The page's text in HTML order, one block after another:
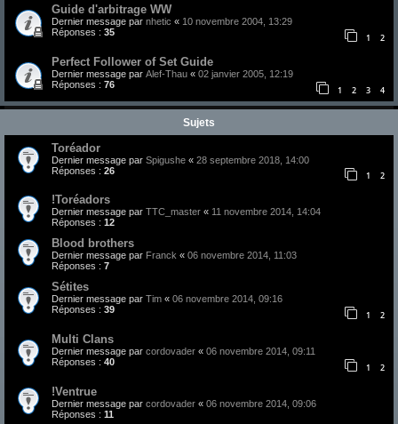
Guide d'arbitrage WW
Dernier message par nhetic « 10 novembre 2004, 13:29
Réponses : 35 1 2
Perfect Follower of Set Guide
Dernier message par Alef-Thau « 02 janvier 2005, 12:19
Réponses : 76 1 2 3 4
Sujets
Toréador
Dernier message par Spigushe « 28 septembre 2018, 14:00
Réponses : 26 1 2
!Toréadors
Dernier message par TTC_master « 11 novembre 2014, 14:04
Réponses : 12
Blood brothers
Dernier message par Franck « 06 novembre 2014, 11:03
Réponses : 7
Sétites
Dernier message par Tim « 06 novembre 2014, 09:16
Réponses : 39 1 2
Multi Clans
Dernier message par cordovader « 06 novembre 2014, 09:11
Réponses : 40 1 2
!Ventrue
Dernier message par cordovader « 06 novembre 2014, 09:06
Réponses : 11